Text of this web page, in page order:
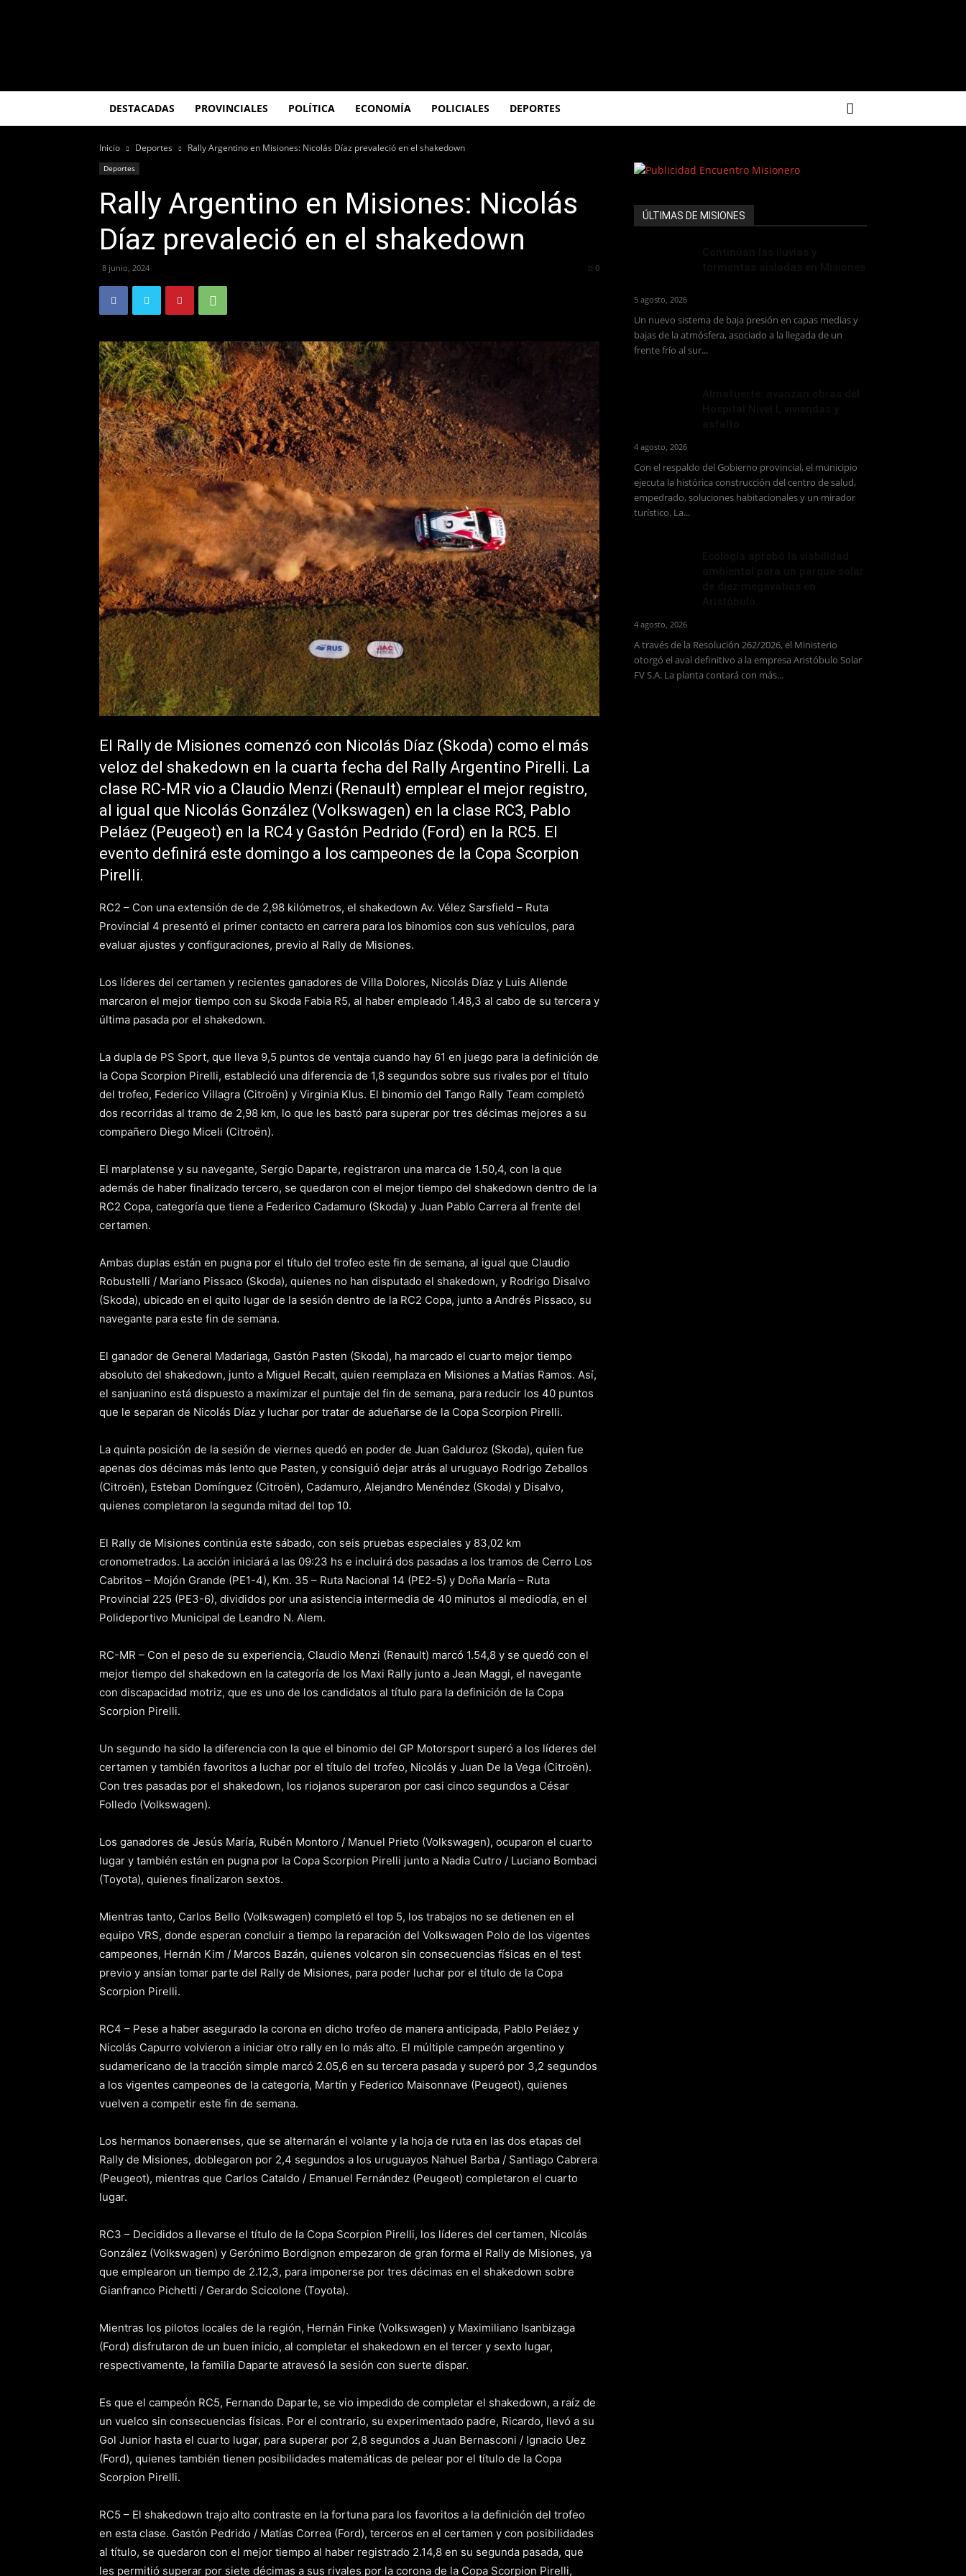
DESTACADAS PROVINCIALES POLÍTICA ECONOMÍA POLICIALES DEPORTES
Inicio Deportes Rally Argentino en Misiones: Nicolás Díaz prevaleció en el shakedown
Deportes
Rally Argentino en Misiones: Nicolás
Díaz prevaleció en el shakedown
8 junio, 2024 0
El Rally de Misiones comenzó con Nicolás Díaz (Skoda) como el más
veloz del shakedown en la cuarta fecha del Rally Argentino Pirelli. La
clase RC-MR vio a Claudio Menzi (Renault) emplear el mejor registro,
al igual que Nicolás González (Volkswagen) en la clase RC3, Pablo
Peláez (Peugeot) en la RC4 y Gastón Pedrido (Ford) en la RC5. El
evento definirá este domingo a los campeones de la Copa Scorpion
Pirelli.
RC2 – Con una extensión de de 2,98 kilómetros, el shakedown Av. Vélez Sarsfield – Ruta
Provincial 4 presentó el primer contacto en carrera para los binomios con sus vehículos, para
evaluar ajustes y configuraciones, previo al Rally de Misiones.
Los líderes del certamen y recientes ganadores de Villa Dolores, Nicolás Díaz y Luis Allende
marcaron el mejor tiempo con su Skoda Fabia R5, al haber empleado 1.48,3 al cabo de su tercera y
última pasada por el shakedown.
La dupla de PS Sport, que lleva 9,5 puntos de ventaja cuando hay 61 en juego para la definición de
la Copa Scorpion Pirelli, estableció una diferencia de 1,8 segundos sobre sus rivales por el título
del trofeo, Federico Villagra (Citroën) y Virginia Klus. El binomio del Tango Rally Team completó
dos recorridas al tramo de 2,98 km, lo que les bastó para superar por tres décimas mejores a su
compañero Diego Miceli (Citroën).
El marplatense y su navegante, Sergio Daparte, registraron una marca de 1.50,4, con la que
además de haber finalizado tercero, se quedaron con el mejor tiempo del shakedown dentro de la
RC2 Copa, categoría que tiene a Federico Cadamuro (Skoda) y Juan Pablo Carrera al frente del
certamen.
Ambas duplas están en pugna por el título del trofeo este fin de semana, al igual que Claudio
Robustelli / Mariano Pissaco (Skoda), quienes no han disputado el shakedown, y Rodrigo Disalvo
(Skoda), ubicado en el quito lugar de la sesión dentro de la RC2 Copa, junto a Andrés Pissaco, su
navegante para este fin de semana.
El ganador de General Madariaga, Gastón Pasten (Skoda), ha marcado el cuarto mejor tiempo
absoluto del shakedown, junto a Miguel Recalt, quien reemplaza en Misiones a Matías Ramos. Así,
el sanjuanino está dispuesto a maximizar el puntaje del fin de semana, para reducir los 40 puntos
que le separan de Nicolás Díaz y luchar por tratar de adueñarse de la Copa Scorpion Pirelli.
La quinta posición de la sesión de viernes quedó en poder de Juan Galduroz (Skoda), quien fue
apenas dos décimas más lento que Pasten, y consiguió dejar atrás al uruguayo Rodrigo Zeballos
(Citroën), Esteban Domínguez (Citroën), Cadamuro, Alejandro Menéndez (Skoda) y Disalvo,
quienes completaron la segunda mitad del top 10.
El Rally de Misiones continúa este sábado, con seis pruebas especiales y 83,02 km
cronometrados. La acción iniciará a las 09:23 hs e incluirá dos pasadas a los tramos de Cerro Los
Cabritos – Mojón Grande (PE1-4), Km. 35 – Ruta Nacional 14 (PE2-5) y Doña María – Ruta
Provincial 225 (PE3-6), divididos por una asistencia intermedia de 40 minutos al mediodía, en el
Polideportivo Municipal de Leandro N. Alem.
RC-MR – Con el peso de su experiencia, Claudio Menzi (Renault) marcó 1.54,8 y se quedó con el
mejor tiempo del shakedown en la categoría de los Maxi Rally junto a Jean Maggi, el navegante
con discapacidad motriz, que es uno de los candidatos al título para la definición de la Copa
Scorpion Pirelli.
Un segundo ha sido la diferencia con la que el binomio del GP Motorsport superó a los líderes del
certamen y también favoritos a luchar por el título del trofeo, Nicolás y Juan De la Vega (Citroën).
Con tres pasadas por el shakedown, los riojanos superaron por casi cinco segundos a César
Folledo (Volkswagen).
Los ganadores de Jesús María, Rubén Montoro / Manuel Prieto (Volkswagen), ocuparon el cuarto
lugar y también están en pugna por la Copa Scorpion Pirelli junto a Nadia Cutro / Luciano Bombaci
(Toyota), quienes finalizaron sextos.
Mientras tanto, Carlos Bello (Volkswagen) completó el top 5, los trabajos no se detienen en el
equipo VRS, donde esperan concluir a tiempo la reparación del Volkswagen Polo de los vigentes
campeones, Hernán Kim / Marcos Bazán, quienes volcaron sin consecuencias físicas en el test
previo y ansían tomar parte del Rally de Misiones, para poder luchar por el título de la Copa
Scorpion Pirelli.
RC4 – Pese a haber asegurado la corona en dicho trofeo de manera anticipada, Pablo Peláez y
Nicolás Capurro volvieron a iniciar otro rally en lo más alto. El múltiple campeón argentino y
sudamericano de la tracción simple marcó 2.05,6 en su tercera pasada y superó por 3,2 segundos
a los vigentes campeones de la categoría, Martín y Federico Maisonnave (Peugeot), quienes
vuelven a competir este fin de semana.
Los hermanos bonaerenses, que se alternarán el volante y la hoja de ruta en las dos etapas del
Rally de Misiones, doblegaron por 2,4 segundos a los uruguayos Nahuel Barba / Santiago Cabrera
(Peugeot), mientras que Carlos Cataldo / Emanuel Fernández (Peugeot) completaron el cuarto
lugar.
RC3 – Decididos a llevarse el título de la Copa Scorpion Pirelli, los líderes del certamen, Nicolás
González (Volkswagen) y Gerónimo Bordignon empezaron de gran forma el Rally de Misiones, ya
que emplearon un tiempo de 2.12,3, para imponerse por tres décimas en el shakedown sobre
Gianfranco Pichetti / Gerardo Scicolone (Toyota).
Mientras los pilotos locales de la región, Hernán Finke (Volkswagen) y Maximiliano Isanbizaga
(Ford) disfrutaron de un buen inicio, al completar el shakedown en el tercer y sexto lugar,
respectivamente, la familia Daparte atravesó la sesión con suerte dispar.
Es que el campeón RC5, Fernando Daparte, se vio impedido de completar el shakedown, a raíz de
un vuelco sin consecuencias físicas. Por el contrario, su experimentado padre, Ricardo, llevó a su
Gol Junior hasta el cuarto lugar, para superar por 2,8 segundos a Juan Bernasconi / Ignacio Uez
(Ford), quienes también tienen posibilidades matemáticas de pelear por el título de la Copa
Scorpion Pirelli.
RC5 – El shakedown trajo alto contraste en la fortuna para los favoritos a la definición del trofeo
en esta clase. Gastón Pedrido / Matías Correa (Ford), terceros en el certamen y con posibilidades
al título, se quedaron con el mejor tiempo al haber registrado 2.14,8 en su segunda pasada, que
les permitió superar por siete décimas a sus rivales por la corona de la Copa Scorpion Pirelli,
ÚLTIMAS DE MISIONES
5 agosto, 2026
Un nuevo sistema de baja presión en capas medias y
bajas de la atmósfera, asociado a la llegada de un
frente frío al sur...
4 agosto, 2026
Con el respaldo del Gobierno provincial, el municipio
ejecuta la histórica construcción del centro de salud,
empedrado, soluciones habitacionales y un mirador
turístico. La...
4 agosto, 2026
A través de la Resolución 262/2026, el Ministerio
otorgó el aval definitivo a la empresa Aristóbulo Solar
FV S.A. La planta contará con más...